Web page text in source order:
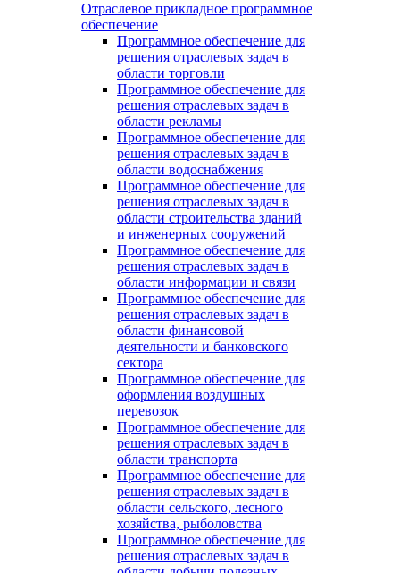
Отраслевое прикладное программное
обеспечение
Программное обеспечение для
решения отраслевых задач в
области торговли
Программное обеспечение для
решения отраслевых задач в
области рекламы
Программное обеспечение для
решения отраслевых задач в
области водоснабжения
Программное обеспечение для
решения отраслевых задач в
области строительства зданий
и инженерных сооружений
Программное обеспечение для
решения отраслевых задач в
области информации и связи
Программное обеспечение для
решения отраслевых задач в
области финансовой
деятельности и банковского
сектора
Программное обеспечение для
оформления воздушных
перевозок
Программное обеспечение для
решения отраслевых задач в
области транспорта
Программное обеспечение для
решения отраслевых задач в
области сельского, лесного
хозяйства, рыболовства
Программное обеспечение для
решения отраслевых задач в